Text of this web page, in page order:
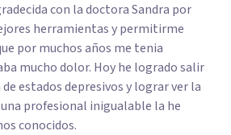
con la doctora Sandra por
herramientas y permitirme
por muchos años me tenia
mucho dolor. Hoy he logrado salir
estados depresivos y lograr ver la
profesional inigualable la he
conocidos.